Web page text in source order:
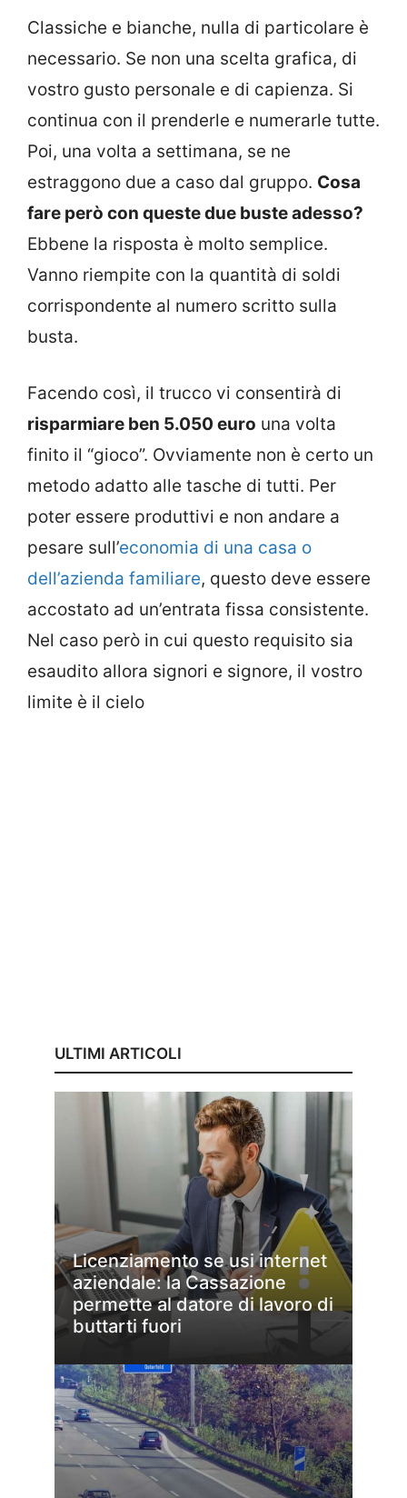
Classiche e bianche, nulla di particolare è
necessario. Se non una scelta grafica, di
vostro gusto personale e di capienza. Si
continua con il prenderle e numerarle tutte.
Poi, una volta a settimana, se ne
estraggono due a caso dal gruppo. Cosa
fare però con queste due buste adesso?
Ebbene la risposta è molto semplice.
Vanno riempite con la quantità di soldi
corrispondente al numero scritto sulla
busta.
Facendo così, il trucco vi consentirà di
risparmiare ben 5.050 euro una volta
finito il “gioco”. Ovviamente non è certo un
metodo adatto alle tasche di tutti. Per
poter essere produttivi e non andare a
pesare sull’economia di una casa o
dell’azienda familiare, questo deve essere
accostato ad un’entrata fissa consistente.
Nel caso però in cui questo requisito sia
esaudito allora signori e signore, il vostro
limite è il cielo
ULTIMI ARTICOLI
Licenziamento se usi internet
aziendale: la Cassazione
permette al datore di lavoro di
buttarti fuori